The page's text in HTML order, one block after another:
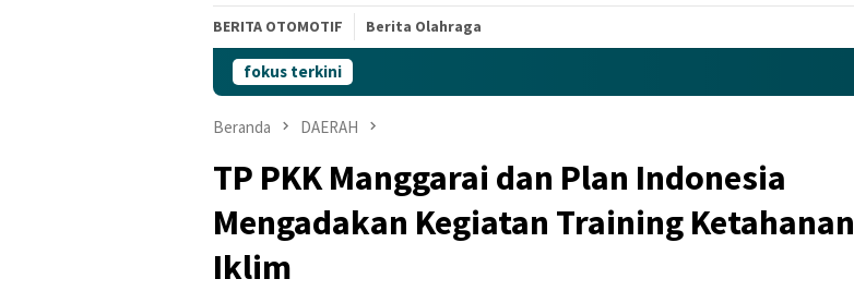
BERITA OTOMOTIF Berita Olahraga
fokus terkini
Beranda DAERAH
TP PKK Manggarai dan Plan Indonesia
Mengadakan Kegiatan Training Ketahanan
Iklim